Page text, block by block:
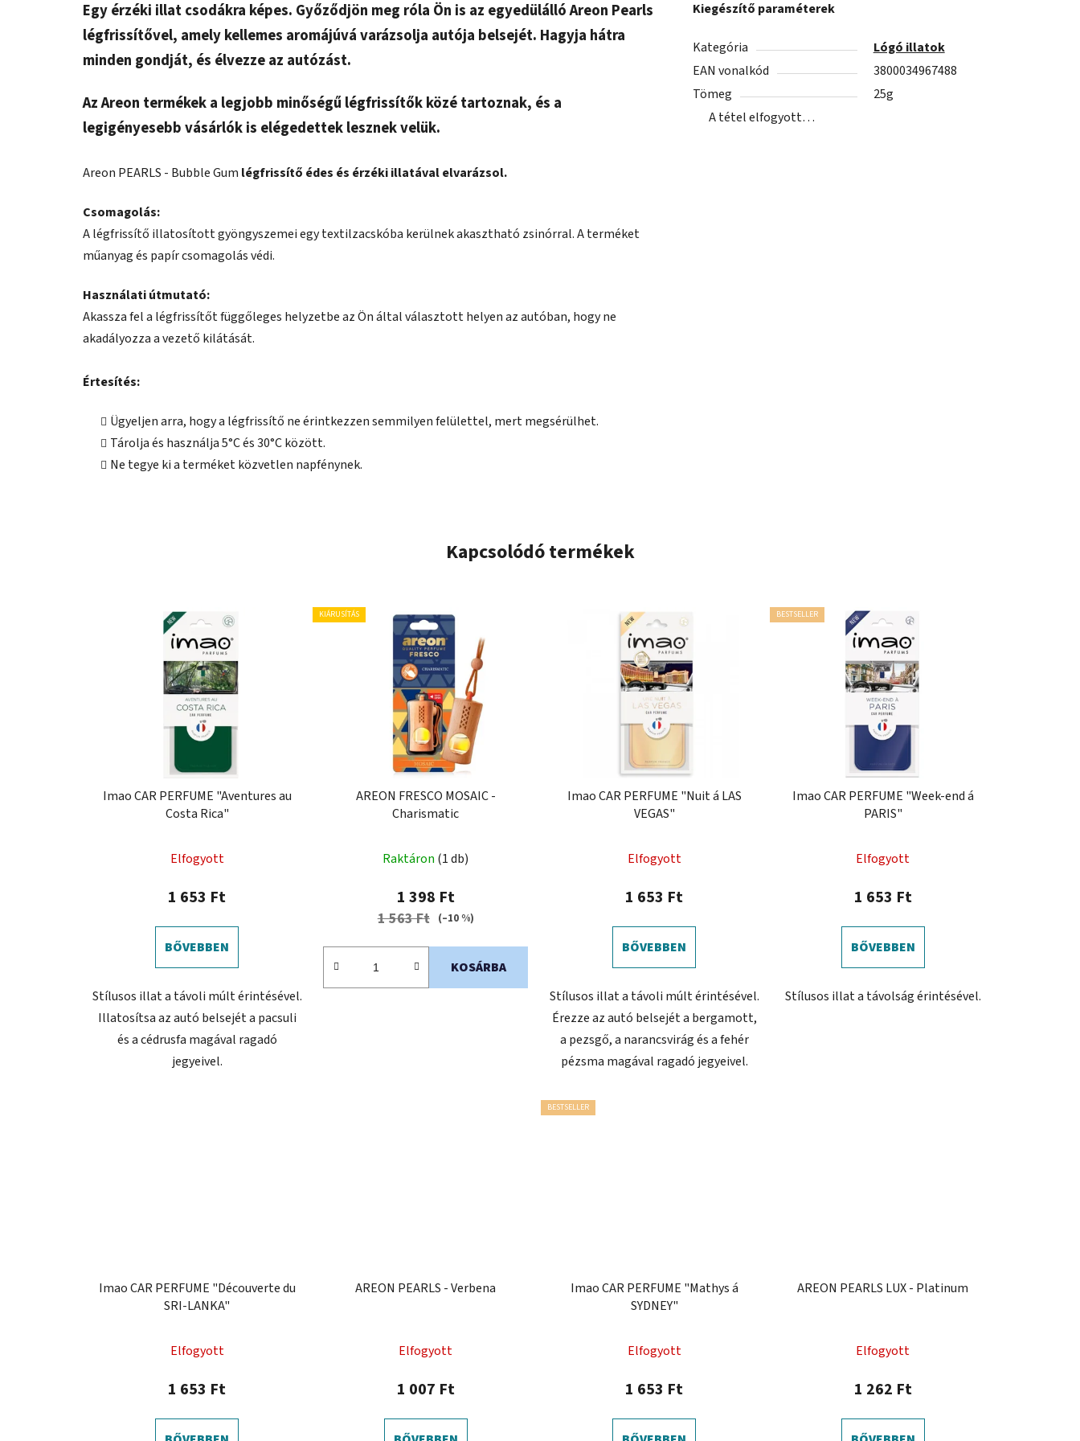
Egy érzéki illat csodákra képes. Győződjön meg róla Ön is az egyedülálló Areon Pearls
légfrissítővel, amely kellemes aromájúvá varázsolja autója belsejét. Hagyja hátra
minden gondját, és élvezze az autózást.
Az Areon termékek a legjobb minőségű légfrissítők közé tartoznak, és a
legigényesebb vásárlók is elégedettek lesznek velük.
Areon PEARLS - Bubble Gum légfrissítő édes és érzéki illatával elvarázsol.
Csomagolás:
A légfrissítő illatosított gyöngyszemei ​​egy textilzacskóba kerülnek akasztható zsinórral. A terméket
műanyag és papír csomagolás védi.
Használati útmutató:
Akassza fel a légfrissítőt függőleges helyzetbe az Ön által választott helyen az autóban, hogy ne
akadályozza a vezető kilátását.
Értesítés:
Ügyeljen arra, hogy a légfrissítő ne érintkezzen semmilyen felülettel, mert megsérülhet.
Tárolja és használja 5°C és 30°C között.
Ne tegye ki a terméket közvetlen napfénynek.
Kiegészítő paraméterek
Kategória
Lógó illatok
EAN vonalkód
3800034967488
Tömeg
25g
A tétel elfogyott…
Kapcsolódó termékek
Imao CAR PERFUME "Aventures au
Costa Rica"
Elfogyott
1 653 Ft
BŐVEBBEN
Stílusos illat a távoli múlt érintésével.
Illatosítsa az autó belsejét a pacsuli
és a cédrusfa magával ragadó
jegyeivel.
KIÁRUSÍTÁS
AREON FRESCO MOSAIC -
Charismatic
Raktáron (1 db)
1 398 Ft
1 563 Ft (–10 %)
KOSÁRBA
Imao CAR PERFUME "Nuit á LAS
VEGAS"
Elfogyott
1 653 Ft
BŐVEBBEN
Stílusos illat a távoli múlt érintésével.
Érezze az autó belsejét a bergamott,
a pezsgő, a narancsvirág és a fehér
pézsma magával ragadó jegyeivel.
BESTSELLER
Imao CAR PERFUME "Week-end á
PARIS"
Elfogyott
1 653 Ft
BŐVEBBEN
Stílusos illat a távolság érintésével.
Imao CAR PERFUME "Découverte du
SRI-LANKA"
Elfogyott
1 653 Ft
AREON PEARLS - Verbena
Elfogyott
1 007 Ft
BESTSELLER
Imao CAR PERFUME "Mathys á
SYDNEY"
Elfogyott
1 653 Ft
AREON PEARLS LUX - Platinum
Elfogyott
1 262 Ft